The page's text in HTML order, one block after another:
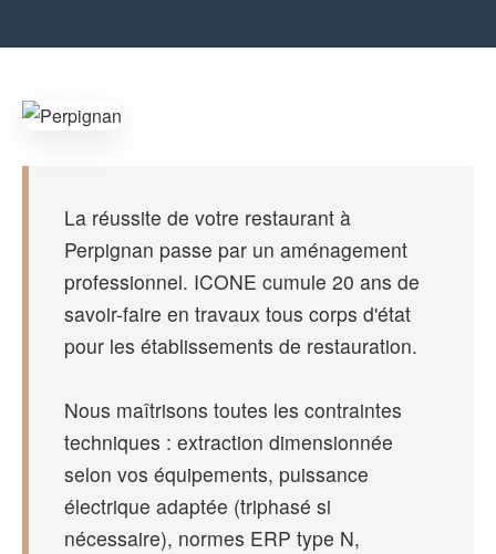
La réussite de votre restaurant à
Perpignan passe par un aménagement
professionnel. ICONE cumule 20 ans de
savoir-faire en travaux tous corps d'état
pour les établissements de restauration.
Nous maîtrisons toutes les contraintes
techniques : extraction dimensionnée
selon vos équipements, puissance
électrique adaptée (triphasé si
nécessaire), normes ERP type N,